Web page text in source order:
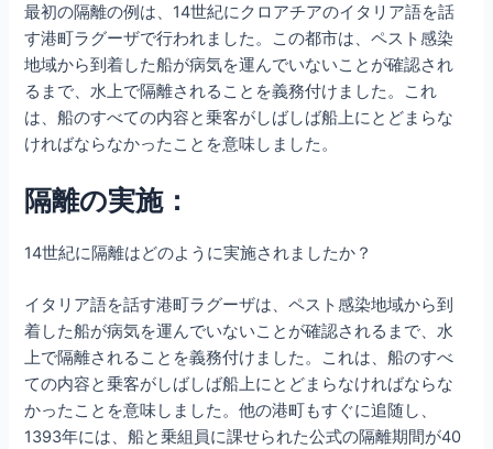
最初の隔離の例は、14世紀にクロアチアのイタリア語を話
す港町ラグーザで行われました。この都市は、ペスト感染
地域から到着した船が病気を運んでいないことが確認され
るまで、水上で隔離されることを義務付けました。これ
は、船のすべての内容と乗客がしばしば船上にとどまらな
ければならなかったことを意味しました。
隔離の実施：
14世紀に隔離はどのように実施されましたか？
イタリア語を話す港町ラグーザは、ペスト感染地域から到
着した船が病気を運んでいないことが確認されるまで、水
上で隔離されることを義務付けました。これは、船のすべ
ての内容と乗客がしばしば船上にとどまらなければならな
かったことを意味しました。他の港町もすぐに追随し、
1393年には、船と乗組員に課せられた公式の隔離期間が40